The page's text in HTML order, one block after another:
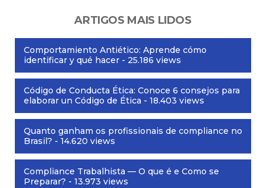
ARTIGOS MAIS LIDOS
Comportamiento Antiético: Aprende cómo
identificar y qué hacer - 25.186 views
Código de Conducta Ética: Conoce 6 consejos para
elaborar un Código de Ética - 18.403 views
Quanto ganham os profissionais de compliance no
Brasil? - 14.620 views
Compliance Trabalhista — O que é e Como se
Preparar? - 13.973 views